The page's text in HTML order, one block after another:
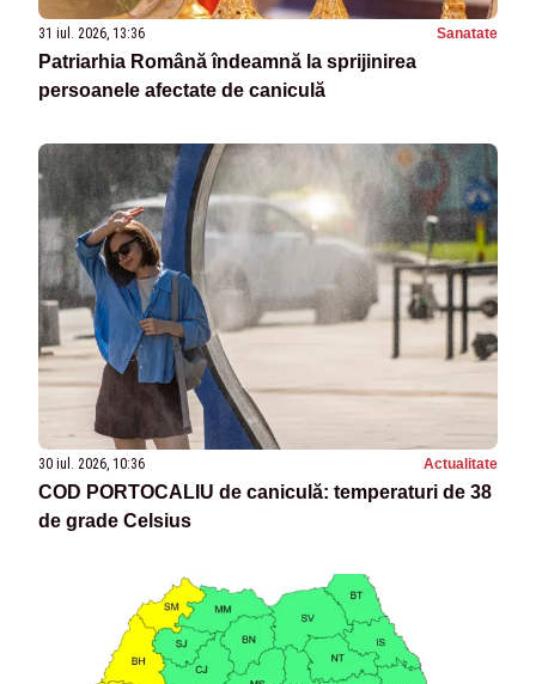
31 iul. 2026, 13:36 Sanatate
Patriarhia Română îndeamnă la sprijinirea
persoanele afectate de caniculă
30 iul. 2026, 10:36 Actualitate
COD PORTOCALIU de caniculă: temperaturi de 38
de grade Celsius